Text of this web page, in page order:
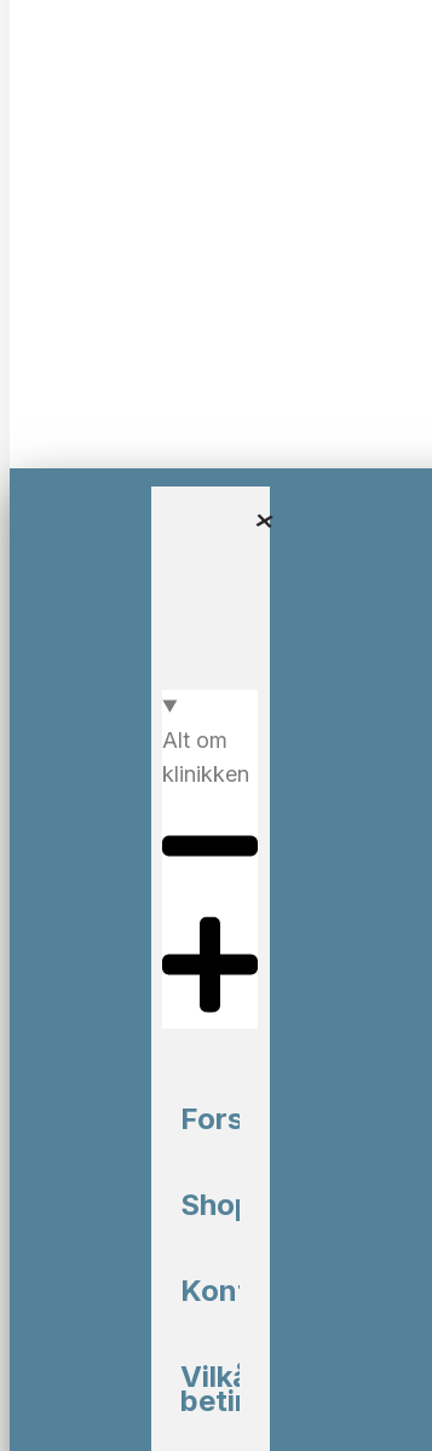
Alt om
klinikken
Forside
Shop
Kontakt
Vilkår og
betingelser